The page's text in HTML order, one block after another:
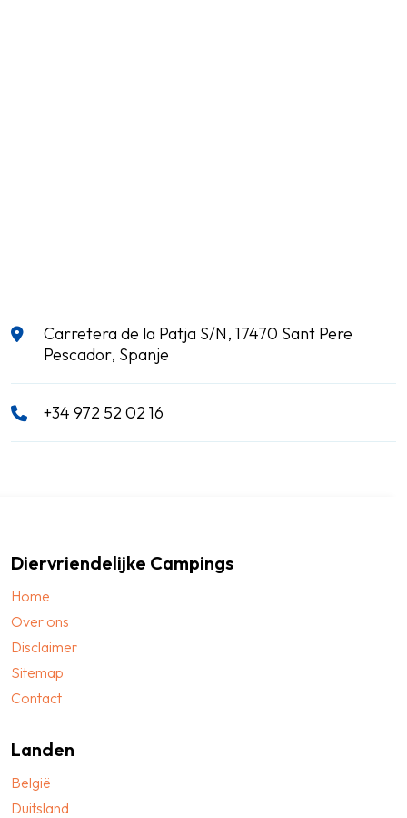
Carretera de la Patja S/N, 17470 Sant Pere
Pescador, Spanje
+34 972 52 02 16
Diervriendelijke Campings
Home
Over ons
Disclaimer
Sitemap
Contact
Landen
België
Duitsland